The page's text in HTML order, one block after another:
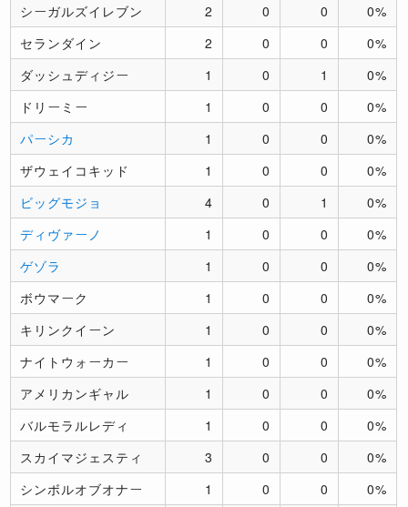
シーガルズイレブン
2 0 0
0%
セランダイン
2 0 0
0%
ダッシュディジー
1 0 1
0%
ドリーミー
1 0 0
0%
パーシカ
1 0 0
0%
ザウェイコキッド
1 0 0
0%
ビッグモジョ
4 0 1
0%
ディヴァーノ
1 0 0
0%
ゲゾラ
1 0 0
0%
ボウマーク
1 0 0
0%
キリンクイーン
1 0 0
0%
ナイトウォーカー
1 0 0
0%
アメリカンギャル
1 0 0
0%
バルモラルレディ
1 0 0
0%
スカイマジェスティ
3 0 0
0%
シンボルオブオナー
1 0 0
0%